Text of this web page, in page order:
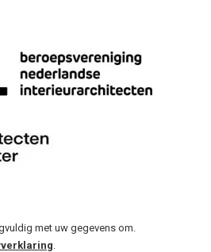
met uw gegevens om.